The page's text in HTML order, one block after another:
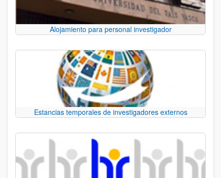
Alojamiento para personal investigador
Estancias temporales de investigadores externos